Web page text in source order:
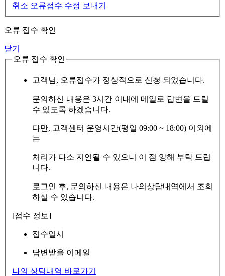
취소 오류접수 수정 보내기
오류 접수 확인
닫기
오류 접수 확인
고객님, 오류접수가 정상적으로 신청 되었습니다.
문의하신 내용은 3시간 이내에 메일로 답변을 드릴
수 있도록 하겠습니다.
다만, 고객센터 운영시간(평일 09:00 ~ 18:00) 이외에
는
처리가 다소 지연될 수 있으니 이 점 양해 부탁 드립
니다.
로그인 후, 문의하신 내용은 나의상담내역에서 조회
하실 수 있습니다.
[접수 정보]
접수일시
답변받을 이메일
나의 상담내역 바로가기